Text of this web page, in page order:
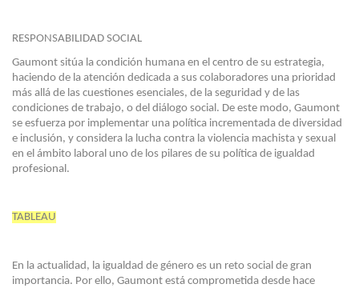
RESPONSABILIDAD SOCIAL
Gaumont sitúa la condición humana en el centro de su estrategia,
haciendo de la atención dedicada a sus colaboradores una prioridad
más allá de las cuestiones esenciales, de la seguridad y de las
condiciones de trabajo, o del diálogo social. De este modo, Gaumont
se esfuerza por implementar una política incrementada de diversidad
e inclusión, y considera la lucha contra la violencia machista y sexual
en el ámbito laboral uno de los pilares de su política de igualdad
profesional.
TABLEAU
En la actualidad, la igualdad de género es un reto social de gran
importancia. Por ello, Gaumont está comprometida desde hace